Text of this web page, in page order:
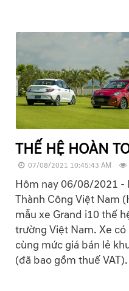
THẾ HỆ HOÀN
07/08/2021 10:45:43 AM
Hôm nay 06/08/2021 -
Thành Công Việt Nam
mẫu xe Grand i10 thế
trường Việt Nam. Xe
cùng mức giá bán lẻ
(đã bao gồm thuế VAT).